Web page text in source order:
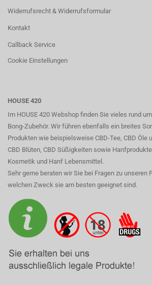
Widerrufsrecht & Widerrufsformular
Kontakt
Callback Service
Cookie Einstellungen
HOUSE 420
Im HOUSE 420 Webshop finden Sie vieles rund
Bong-Zubehör. Wir führen ebenfalls ein breites
Produkten wie beispielsweise CBD-Tee, CBD Öle
CBD Blüten, CBD Süßigkeiten sowie
Kosmetik und Hanf Lebensmittel.
Sehr gerne beraten wir Sie bei Fragen zu unseren
welchen Zweck sie am besten geeignet sind.